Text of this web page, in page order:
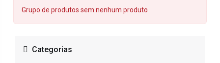
Grupo de produtos sem nenhum produto
Categorias